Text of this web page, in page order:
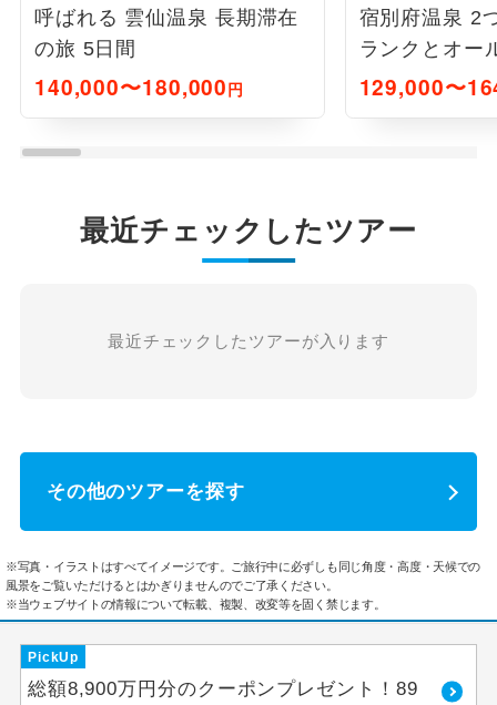
呼ばれる 雲仙温泉 長期滞在
の旅 5日間
140,000〜180,000円
宿別府温泉 2
ランクとオー
ブホテル九州
129,000〜
最近チェックしたツアー
最近チェックしたツアーが入ります
その他のツアーを探す
※写真・イラストはすべてイメージです。ご旅行中に必ずしも同じ角度・高度・天候での
風景をご覧いただけるとはかぎりませんのでご了承ください。
※当ウェブサイトの情報について転載、複製、改変等を固く禁じます。
PickUp
総額8,900万円分のクーポンプレゼント！89